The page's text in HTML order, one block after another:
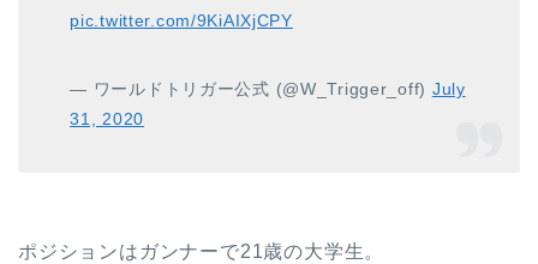
pic.twitter.com/9KiAIXjCPY
— ワールドトリガー公式 (@W_Trigger_off) July
31, 2020
ポジションはガンナーで21歳の大学生。